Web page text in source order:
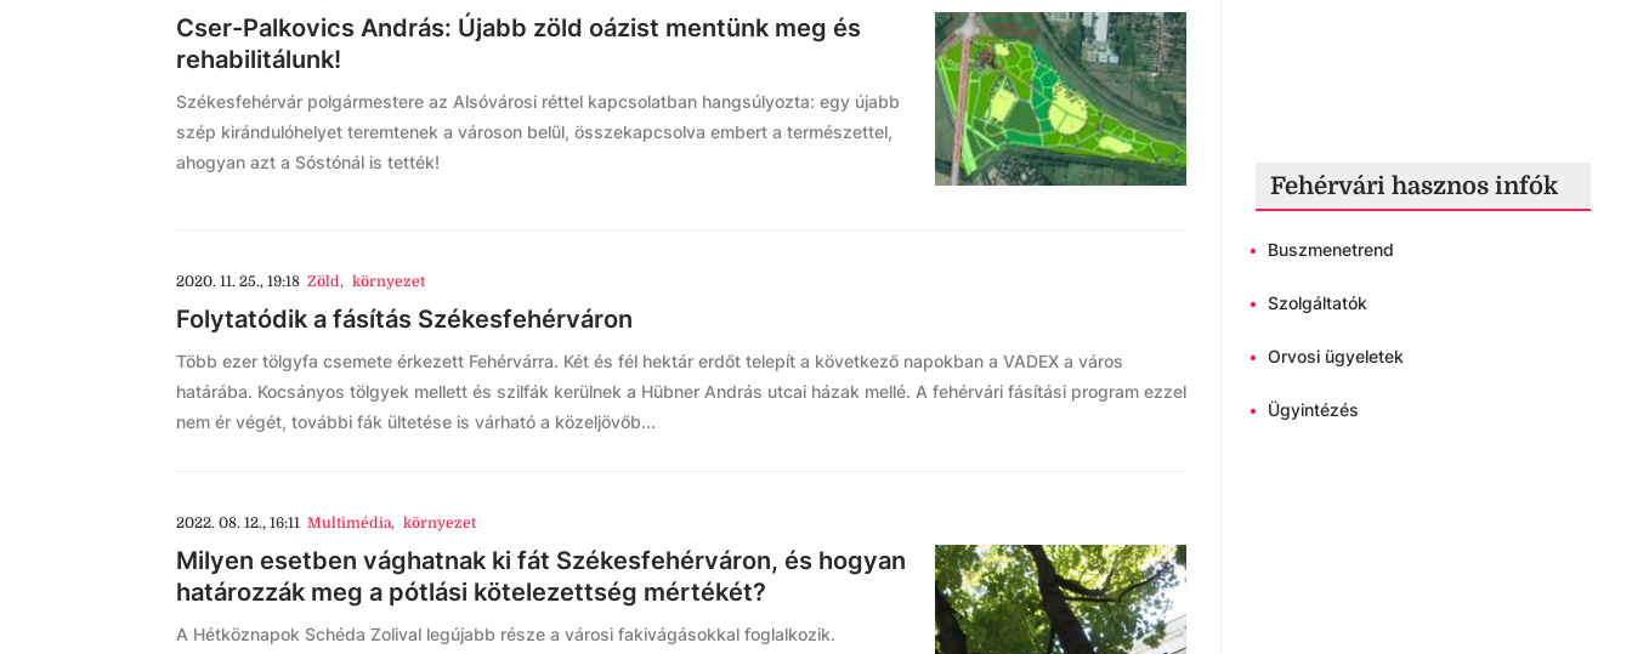
Cser-Palkovics András: Újabb zöld oázist mentünk meg és
rehabilitálunk!
Székesfehérvár polgármestere az Alsóvárosi réttel kapcsolatban hangsúlyozta: egy újabb
szép kirándulóhelyet teremtenek a városon belül, összekapcsolva embert a természettel,
ahogyan azt a Sóstónál is tették!
2020. 11. 25., 19:18 Zöld, környezet
Folytatódik a fásítás Székesfehérváron
Több ezer tölgyfa csemete érkezett Fehérvárra. Két és fél hektár erdőt telepít a következő napokban a VADEX a város
határába. Kocsányos tölgyek mellett és szilfák kerülnek a Hübner András utcai házak mellé. A fehérvári fásítási program ezzel
nem ér végét, további fák ültetése is várható a közeljövőb...
2022. 08. 12., 16:11 Multimédia, környezet
Milyen esetben vághatnak ki fát Székesfehérváron, és hogyan
határozzák meg a pótlási kötelezettség mértékét?
A Hétköznapok Schéda Zolival legújabb része a városi fakivágásokkal foglalkozik.
Fehérvári hasznos infók
• Buszmenetrend
• Szolgáltatók
• Orvosi ügyeletek
• Ügyintézés